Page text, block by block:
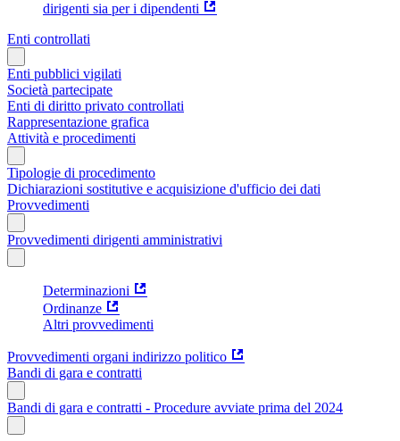
dirigenti sia per i dipendenti
Enti controllati
Enti pubblici vigilati
Società partecipate
Enti di diritto privato controllati
Rappresentazione grafica
Attività e procedimenti
Tipologie di procedimento
Dichiarazioni sostitutive e acquisizione d'ufficio dei dati
Provvedimenti
Provvedimenti dirigenti amministrativi
Determinazioni
Ordinanze
Altri provvedimenti
Provvedimenti organi indirizzo politico
Bandi di gara e contratti
Bandi di gara e contratti - Procedure avviate prima del 2024